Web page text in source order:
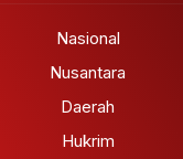
Nasional
Nusantara
Daerah
Hukrim